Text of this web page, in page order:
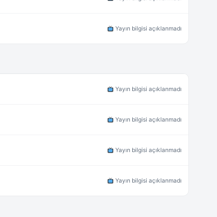
Yayın bilgisi açıklanmadı
Yayın bilgisi açıklanmadı
Yayın bilgisi açıklanmadı
Yayın bilgisi açıklanmadı
Yayın bilgisi açıklanmadı